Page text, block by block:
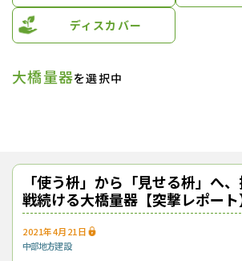
ディスカバー
大橋量器を選択中
「使う枡」から「見せる枡」へ
戦続ける大橋量器【突撃レポート
2021年4月21日
中部地方建設